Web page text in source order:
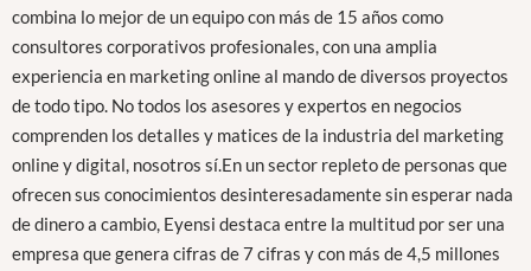
combina lo mejor de un equipo con más de 15 años como
consultores corporativos profesionales, con una amplia
experiencia en marketing online al mando de diversos proyectos
de todo tipo. No todos los asesores y expertos en negocios
comprenden los detalles y matices de la industria del marketing
online y digital, nosotros sí.En un sector repleto de personas que
ofrecen sus conocimientos desinteresadamente sin esperar nada
de dinero a cambio, Eyensi destaca entre la multitud por ser una
empresa que genera cifras de 7 cifras y con más de 4,5 millones